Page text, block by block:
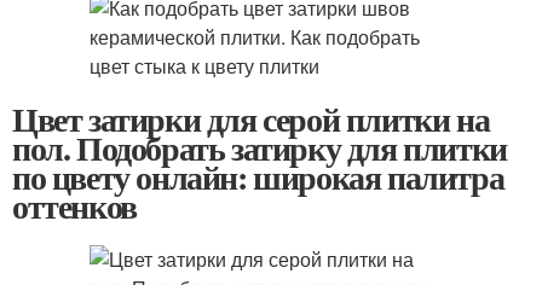
Цвет затирки для серой плитки на
пол. Подобрать затирку для плитки
по цвету онлайн: широкая палитра
оттенков